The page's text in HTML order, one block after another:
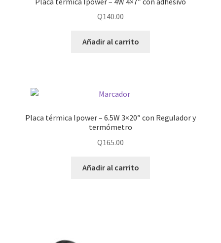
Q140.00
Añadir al carrito
Placa térmica Ipower – 6.5W 3×20″ con Regulador y
termómetro
Q165.00
Añadir al carrito